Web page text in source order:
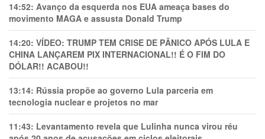
14:52: Avanço da esquerda nos EUA ameaça bases do
movimento MAGA e assusta Donald Trump
14:20: VÍDEO: TRUMP TEM CRlSE DE PÂNlCO APÓS LULA E
CHINA LANÇAREM PIX INTERNACIONAL!! É O FIM DO
DÓLAR!! ACABOU!!
13:14: Rússia propõe ao governo Lula parceria em
tecnologia nuclear e projetos no mar
11:43: Levantamento revela que Lulinha nunca virou réu